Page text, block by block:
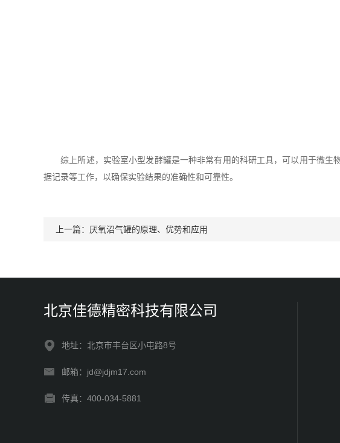
综上所述，实验室小型发酵罐是一种非常有用的科研工具，可以用于微生
据记录等工作，以确保实验结果的准确性和可靠性。
上一篇： 厌氧沼气罐的原理、优势和应用
北京佳德精密科技有限公司
地址：北京市丰台区小屯路8号
邮箱：jd@jdjm17.com
传真：400-034-5881